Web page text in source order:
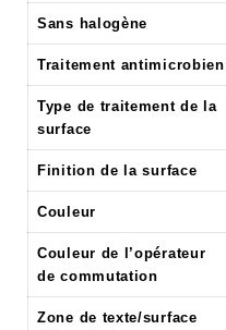
Sans halogène
Traitement antimicrobien
Type de traitement de la
surface
Finition de la surface
Couleur
Couleur de l’opérateur
de commutation
Zone de texte/surface